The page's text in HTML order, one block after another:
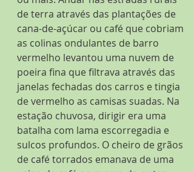
de terra através das plantações de
cana-de-açúcar ou café que cobriam
as colinas ondulantes de barro
vermelho levantou uma nuvem de
poeira fina que filtrava através das
janelas fechadas dos carros e tingia
de vermelho as camisas suadas. Na
estação chuvosa, dirigir era uma
batalha com lama escorregadia e
sulcos profundos. O cheiro de grãos
de café torrados emanava de uma